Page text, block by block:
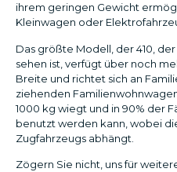
ihrem geringen Gewicht
Kleinwagen oder
Das größte Modell, der 410,
sehen ist, verfügt über noch
Breite und richtet sich an
ziehenden
1000 kg wiegt und in 90% der
benutzt werden kann, wobei
Zugfahrzeugs abhängt.
Zögern Sie nicht, uns für